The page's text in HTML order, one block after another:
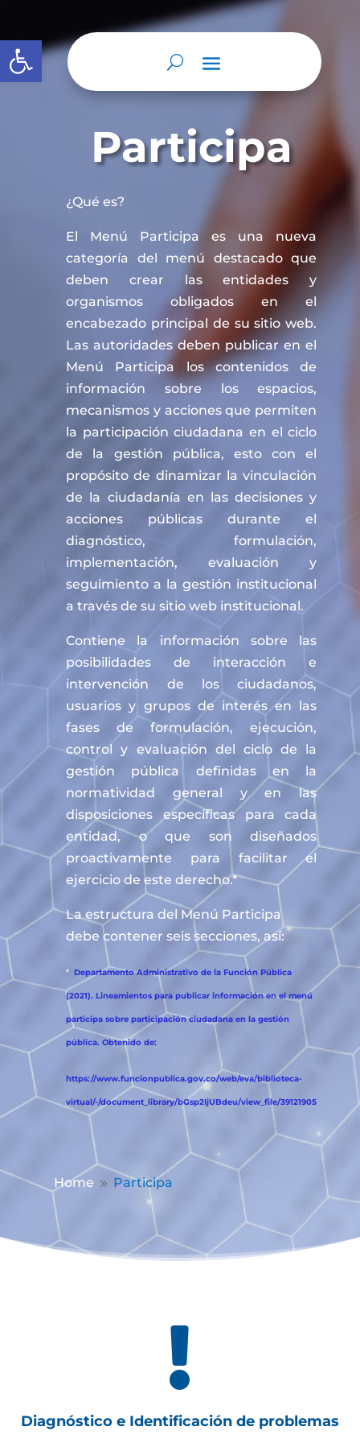
Abrir barra de herramientas
Participa
¿Qué es?
El Menú Participa es una nueva
categoría del menú destacado que
deben crear las entidades y
organismos obligados en el
encabezado principal de su sitio web.
Las autoridades deben publicar en el
Menú Participa los contenidos de
información sobre los espacios,
mecanismos y acciones que permiten
la participación ciudadana en el ciclo
de la gestión pública, esto con el
propósito de dinamizar la vinculación
de la ciudadanía en las decisiones y
acciones públicas durante el
diagnóstico, formulación,
implementación, evaluación y
seguimiento a la gestión institucional
a través de su sitio web institucional.
Contiene la información sobre las
posibilidades de interacción e
intervención de los ciudadanos,
usuarios y grupos de interés en las
fases de formulación, ejecución,
control y evaluación del ciclo de la
gestión pública definidas en la
normatividad general y en las
disposiciones específicas para cada
entidad, o que son diseñados
proactivamente para facilitar el
ejercicio de este derecho.*
La estructura del Menú Participa
debe contener seis secciones, así:
* Departamento Administrativo de la Función Pública
(2021). Lineamientos para publicar información en el menú
participa sobre participación ciudadana en la gestión
pública. Obtenido de:
https://www.funcionpublica.gov.co/web/eva/biblioteca-
virtual/-/document_library/bGsp2IjUBdeu/view_file/39121905
Home 9 Participa

Diagnóstico e Identificación de problemas